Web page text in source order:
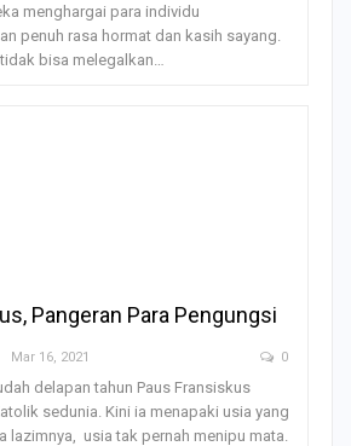
menghargai para individu
penuh rasa hormat dan kasih sayang.
bisa melegalkan…
Pangeran Para Pengungsi
Mar 16, 2021 0
delapan tahun Paus Fransiskus
sedunia. Kini ia menapaki usia yang
lazimnya, usia tak pernah menipu mata.